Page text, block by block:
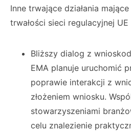
Inne trwające działania
trwałości sieci regulacyjnej UE
Bliższy dialog z
EMA planuje uruchomić
poprawie interakcji z
złożeniem wniosku.
stowarzyszeniami
celu znalezienie